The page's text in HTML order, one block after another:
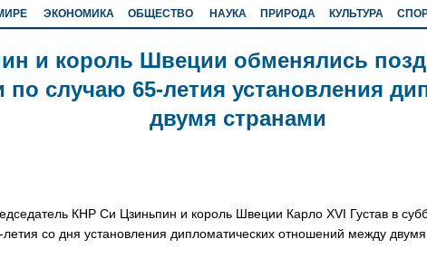
ЭКОНОМИКА ОБЩЕСТВО НАУКА ПРИРОДА КУЛЬТУРА
и король Швеции обменялись
по случаю 65-летия установления
двумя странами
КНР Си Цзиньпин и король Швеции Карло ХVI Густав в
со дня установления дипломатических отношений между двумя